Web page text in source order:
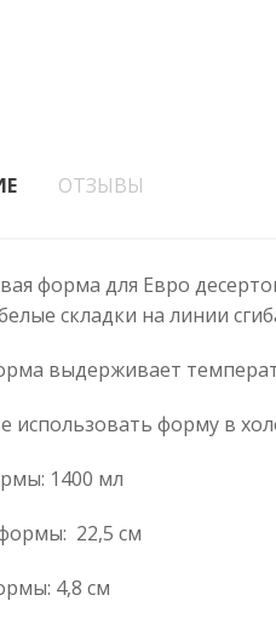
ОТЗЫВЫ
форма для Евро
складки на линии
выдерживает
использовать форму в
1400 мл
22,5 см
4,8 см